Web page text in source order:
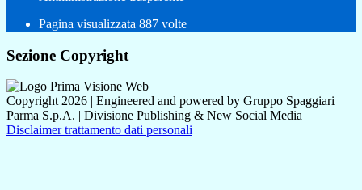
Pagina visualizzata 887 volte
Sezione Copyright
Copyright 2026 | Engineered and powered by Gruppo Spaggiari
Parma S.p.A. | Divisione Publishing & New Social Media
Disclaimer trattamento dati personali